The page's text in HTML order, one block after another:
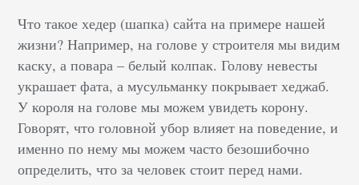
Что такое хедер (шапка) сайта на примере нашей
жизни? Например, на голове у строителя мы видим
каску, а повара – белый колпак. Голову невесты
украшает фата, а мусульманку покрывает хеджаб.
У короля на голове мы можем увидеть корону.
Говорят, что головной убор влияет на поведение, и
именно по нему мы можем часто безошибочно
определить, что за человек стоит перед нами.